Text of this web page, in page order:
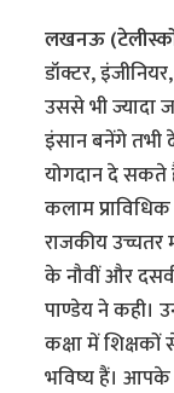
लखनऊ
डॉक्टर,
उससे भी ज्यादा
इंसान बनेंगे तभी
योगदान दे सकते
कलाम
राजकीय उच्चतर
के नौवीं और
पाण्डेय ने कही।
कक्षा में
भविष्य हैं। आपके